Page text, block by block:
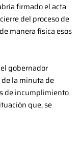
firmado el acta
del proceso de
manera física esos
gobernador
la minuta de
de incumplimiento
que, se